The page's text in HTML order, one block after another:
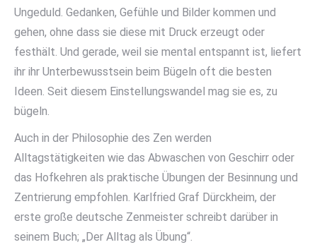
Ungeduld. Gedanken, Gefühle und Bilder kommen und
gehen, ohne dass sie diese mit Druck erzeugt oder
festhält. Und gerade, weil sie mental entspannt ist, liefert
ihr ihr Unterbewusstsein beim Bügeln oft die besten
Ideen. Seit diesem Einstellungswandel mag sie es, zu
bügeln.
Auch in der Philosophie des Zen werden
Alltagstätigkeiten wie das Abwaschen von Geschirr oder
das Hofkehren als praktische Übungen der Besinnung und
Zentrierung empfohlen. Karlfried Graf Dürckheim, der
erste große deutsche Zenmeister schreibt darüber in
seinem Buch; „Der Alltag als Übung“.